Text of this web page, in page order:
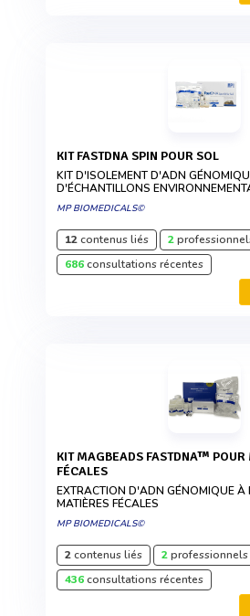
KIT FASTDNA SPIN POUR SOL
KIT D'ISOLEMENT D'ADN
D'ÉCHANTILLONS
MP BIOMEDICALS©
12contenus liés 2
686consultations récentes
KIT MAGBEADS FASTDNA™ POUR MATIÈRES
FÉCALES
EXTRACTION D'ADN GÉNOMIQUE À
MATIÈRES FÉCALES
MP BIOMEDICALS©
2contenus liés 2professionnels
436consultations récentes